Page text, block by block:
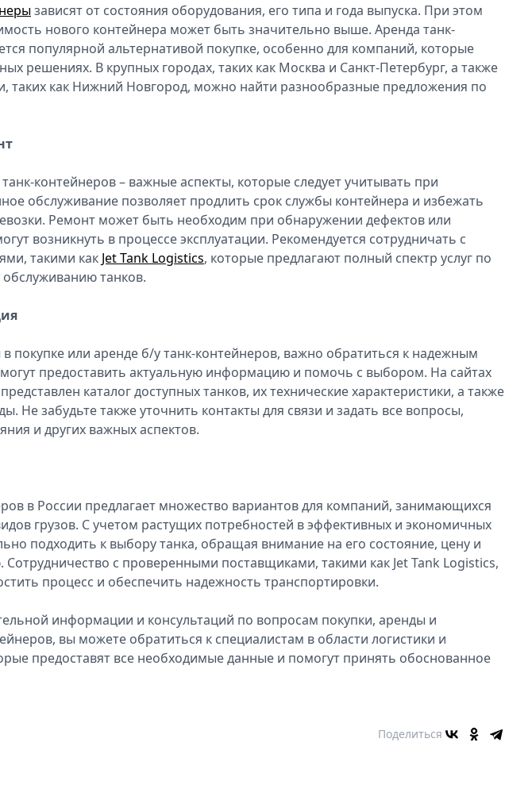
зависят от состояния оборудования, его типа и года выпуска. При этом
нового контейнера может быть значительно выше. Аренда танк-
популярной альтернативой покупке, особенно для компаний, которые
решениях. В крупных городах, таких как Москва и Санкт-Петербург, а также
таких как Нижний Новгород, можно найти разнообразные предложения по
контейнеров – важные аспекты, которые следует учитывать при
обслуживание позволяет продлить срок службы контейнера и избежать
Ремонт может быть необходим при обнаружении дефектов или
возникнуть в процессе эксплуатации. Рекомендуется сотрудничать с
такими как Jet Tank Logistics, которые предлагают полный спектр услуг по
танков.
покупке или аренде б/у танк-контейнеров, важно обратиться к надежным
предоставить актуальную информацию и помочь с выбором. На сайтах
каталог доступных танков, их технические характеристики, а также
Не забудьте также уточнить контакты для связи и задать все вопросы,
и других важных аспектов.
в России предлагает множество вариантов для компаний, занимающихся
грузов. С учетом растущих потребностей в эффективных и экономичных
подходить к выбору танка, обращая внимание на его состояние, цену и
Сотрудничество с проверенными поставщиками, такими как Jet Tank Logistics,
процесс и обеспечить надежность транспортировки.
информации и консультаций по вопросам покупки, аренды и
вы можете обратиться к специалистам в области логистики и
предоставят все необходимые данные и помогут принять обоснованное
Поделиться